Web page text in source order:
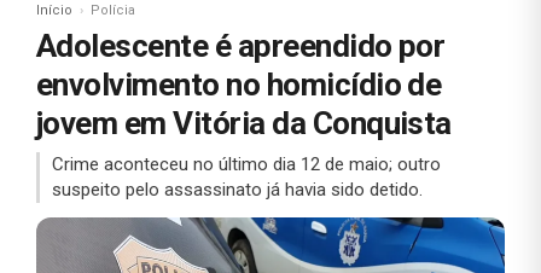
Início Polícia
Adolescente é apreendido por
envolvimento no homicídio de
jovem em Vitória da Conquista
Crime aconteceu no último dia 12 de maio; outro
suspeito pelo assassinato já havia sido detido.